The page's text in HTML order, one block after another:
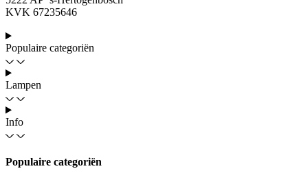
KVK 67235646
Populaire categoriën
Lampen
Info
Populaire categoriën